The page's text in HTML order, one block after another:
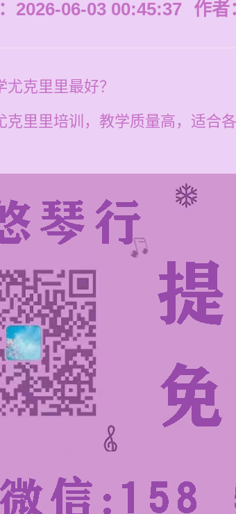
2026-06-03 00:45:37 作者
克里里最好？
克里里培训，教学质量高，适合